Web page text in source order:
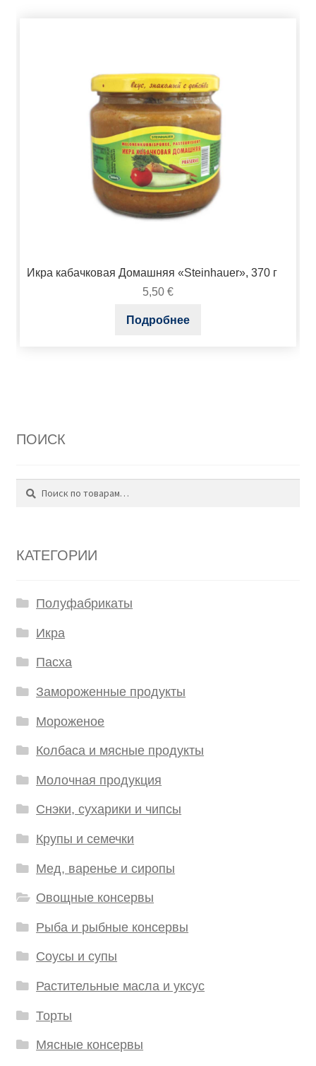
Икра кабачковая Домашняя «Steinhauer», 370 г
5,50 €
Подробнее
ПОИСК
Искать:
Поиск
КАТЕГОРИИ
Полуфабрикаты
Икра
Пасха
Замороженные продукты
Мороженое
Колбаса и мясные продукты
Молочная продукция
Снэки, сухарики и чипсы
Крупы и семечки
Мед, варенье и сиропы
Овощные консервы
Рыба и рыбные консервы
Соусы и супы
Растительные масла и уксус
Торты
Мясные консервы